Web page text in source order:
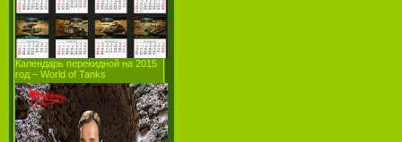
Календарь перекидной на 2015
год – World of Tanks